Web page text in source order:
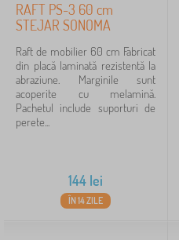
RAFT PS-3 60 cm
STEJAR SONOMA
Raft de mobilier 60 cm Fabricat
din placă laminată rezistentă la
abraziune. Marginile sunt
acoperite cu melamină.
Pachetul include suporturi de
perete...
144 lei
ÎN 14 ZILE